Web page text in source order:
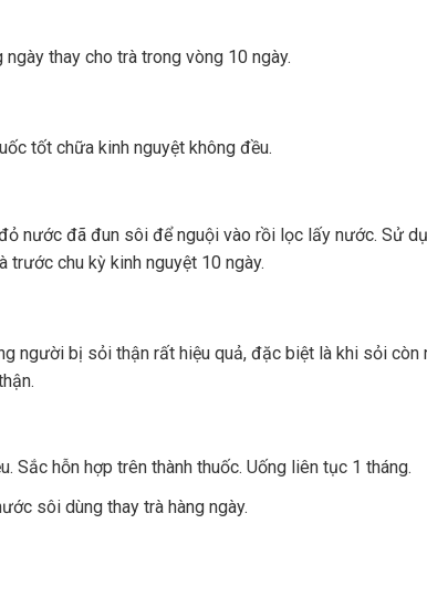
thay cho trà trong vòng 10 ngày.
tốt chữa kinh nguyệt không đều.
nước đã đun sôi để nguội vào rồi lọc lấy nước. Sử
trước chu kỳ kinh nguyệt 10 ngày.
người bị sỏi thận rất hiệu quả, đặc biệt là khi sỏi còn
Sắc hỗn hợp trên thành thuốc. Uống liên tục 1 tháng.
sôi dùng thay trà hàng ngày.